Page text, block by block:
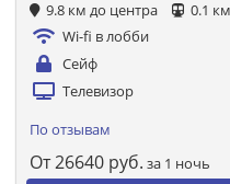
9.8 км до центра 0.1 км
Wi-fi в лобби
Сейф
Телевизор
По отзывам
От26640 руб. за 1 ночь